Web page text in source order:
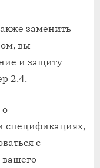
заменить
вы
и защиту
2.4.
спецификациях,
с
вашего